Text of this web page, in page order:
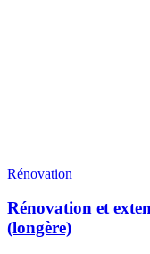
Rénovation
Rénovation et
(longère)